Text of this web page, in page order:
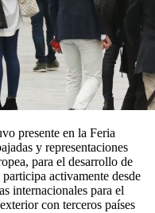
presente en la Feria
y representaciones
para el desarrollo de
activamente desde
internacionales para el
con terceros países